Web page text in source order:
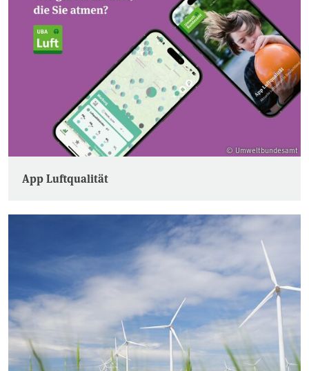
© Umweltbundesamt
App Luftqualität